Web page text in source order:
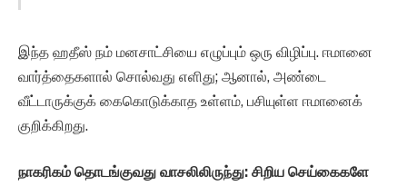
இந்த ஹதீஸ் நம் மனசாட்சியை எழுப்பும் ஒரு விழிப்பு. ஈமானை
வார்த்தைகளால் சொல்வது எளிது; ஆனால், அண்டை
வீட்டாருக்குக் கைகொடுக்காத உள்ளம், பசியுள்ள ஈமானைக்
குறிக்கிறது.
நாகரிகம் தொடங்குவது வாசலிலிருந்து: சிறிய செய்கைகளே